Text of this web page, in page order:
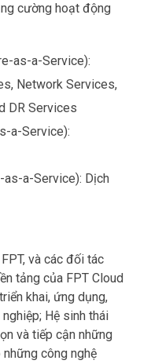
cường hoạt động
as-a-Service):
Network Services,
DR Services
a-Service):
as-a-Service): Dịch
và các đối tác
tảng của FPT Cloud
khai, ứng dụng,
Hệ sinh thái
và tiếp cận những
công nghệ